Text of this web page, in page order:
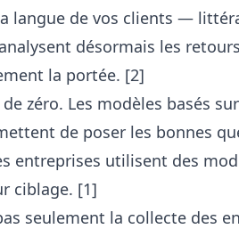
langue de vos clients —
désormais les
la portée. [2]
zéro. Les modèles basés
de poser les bonnes
entreprises utilisent des
ciblage. [1]
seulement la collecte des